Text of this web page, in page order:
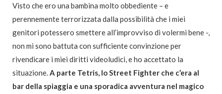
Visto che ero una bambina molto obbediente – e
perennemente terrorizzata dalla possibilità che i miei
genitori potessero smettere all’improvviso di volermi bene -,
non mi sono battuta con sufficiente convinzione per
rivendicare i miei diritti videoludici, e ho accettato la
situazione.A parte Tetris, lo Street Fighter che c’era al
bar della spiaggia e una sporadica avventura nel magico